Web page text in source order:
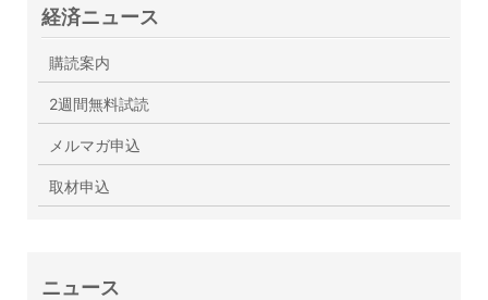
経済ニュース
購読案内
2週間無料試読
メルマガ申込
取材申込
ニュース